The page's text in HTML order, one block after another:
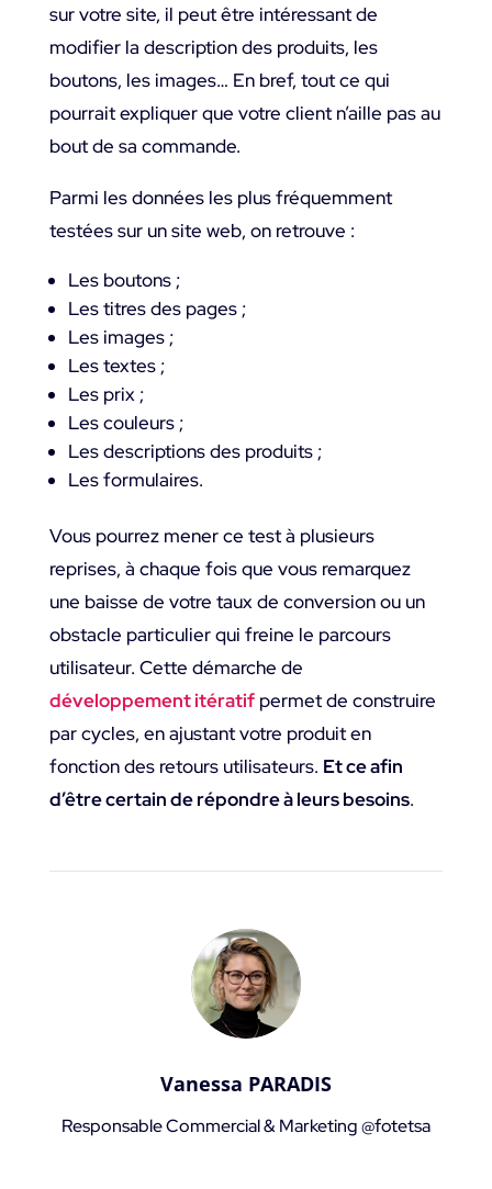
sur votre site, il peut être intéressant de
modifier la description des produits, les
boutons, les images… En bref, tout ce qui
pourrait expliquer que votre client n’aille pas au
bout de sa commande.
Parmi les données les plus fréquemment
testées sur un site web, on retrouve :
Les boutons ;
Les titres des pages ;
Les images ;
Les textes ;
Les prix ;
Les couleurs ;
Les descriptions des produits ;
Les formulaires.
Vous pourrez mener ce test à plusieurs
reprises, à chaque fois que vous remarquez
une baisse de votre taux de conversion ou un
obstacle particulier qui freine le parcours
utilisateur. Cette démarche de
développement itératifpermet de construire
par cycles, en ajustant votre produit en
fonction des retours utilisateurs. Et ce afin
d’être certain de répondre à leurs besoins.
Vanessa PARADIS
Responsable Commercial & Marketing @fotetsa